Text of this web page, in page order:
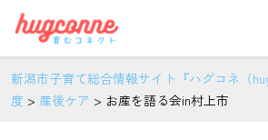
新潟市子育て総合情報サイト『ハグコネ（
度 > 産後ケア > お産を語る会in村上市